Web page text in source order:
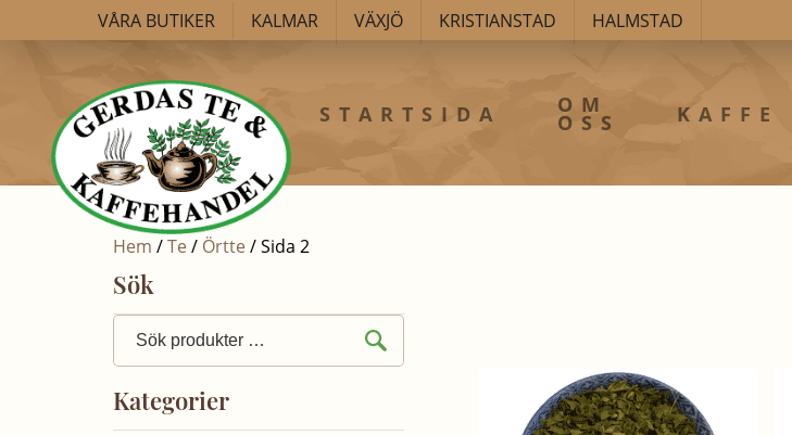
VÅRA BUTIKER KALMAR VÄXJÖ KRISTIANSTAD HALMSTAD
STARTSIDA OM
OSS KAFFE
Hem /Te / Örtte / Sida 2
Sök
Sök
efter:
Kategorier